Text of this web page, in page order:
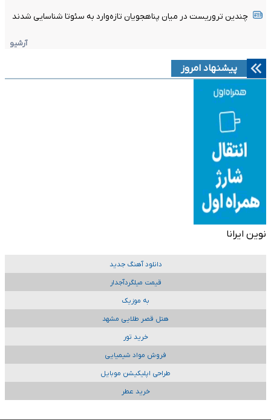
چندین تروریست در میان پناهجویان تازه‌وارد به سئوتا شناسایی شدند
آرشیو
پیشنهاد امروز
نوین ایرانا
دانلود آهنگ جدید
قیمت میلگردآجدار
به موزیک
هتل قصر طلایی مشهد
خرید تور
فروش مواد شیمیایی
طراحی اپلیکیشن موبایل
خرید عطر